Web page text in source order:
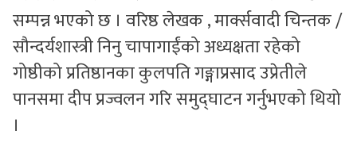
सम्पन्न भएको छ । वरिष्ठ लेखक , मार्क्सवादी चिन्तक /
सौन्दर्यशास्त्री निनु चापागाईंको अध्यक्षता रहेको
गोष्ठीको प्रतिष्ठानका कुलपति गङ्गाप्रसाद उप्रेतीले
पानसमा दीप प्रज्वलन गरि समुद्घाटन गर्नुभएको थियो
।